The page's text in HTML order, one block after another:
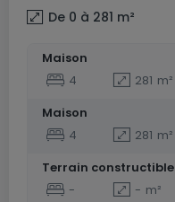
De 0 à 281 m²
Maison
4
281 m²
Maison
4
281 m²
Terrain constructible
-
- m²